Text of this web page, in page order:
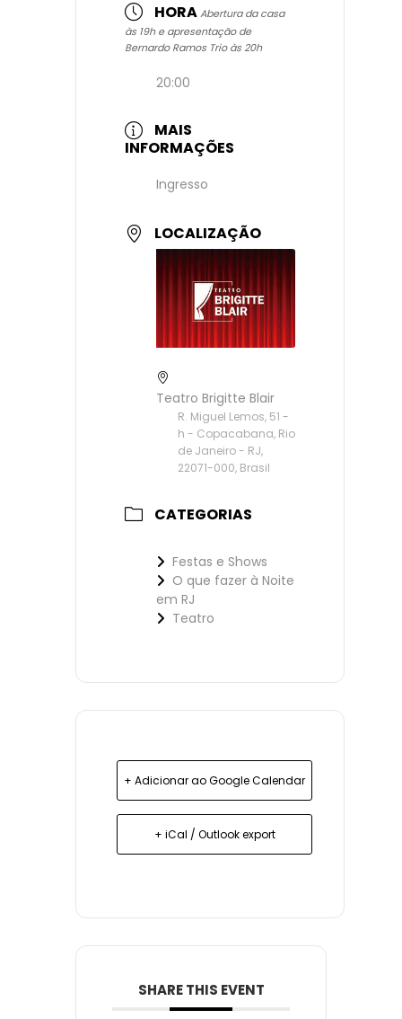
HORAAbertura da casa
às 19h e apresentação de
Bernardo Ramos Trio às 20h
20:00
MAIS
INFORMAÇÕES
Ingresso
LOCALIZAÇÃO
Teatro Brigitte Blair
R. Miguel Lemos, 51 -
h - Copacabana, Rio
de Janeiro - RJ,
22071-000, Brasil
CATEGORIAS
Festas e Shows
O que fazer à Noite
em RJ
Teatro
+ Adicionar ao Google Calendar
+ iCal / Outlook export
SHARE THIS EVENT